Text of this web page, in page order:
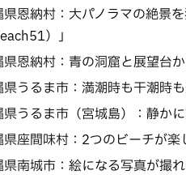
県恩納村：大パノラマの絶景
）」
県恩納村：青の洞窟と展望台
県うるま市：満潮時も干潮時
県うるま市（宮城島）：静か
県座間味村：2つのビーチが楽
県南城市：絵になる写真が撮